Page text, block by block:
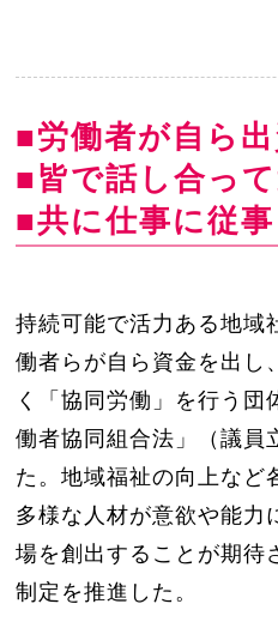
■労働者が自ら
■皆で話し合っ
■共に仕事に従事
持続可能で活力ある地域
働者らが自ら資金を出し
く「協同労働」を行う団
働者協同組合法」（議員
た。地域福祉の向上など
多様な人材が意欲や能力
場を創出することが期待
制定を推進した。